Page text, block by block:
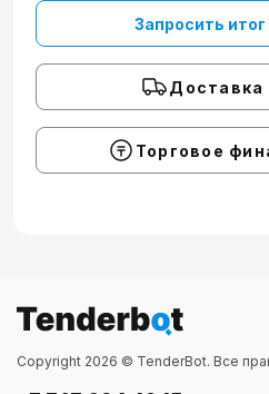
Запросить
Доставка
Торговое
Copyright 2026 © TenderBot. Все